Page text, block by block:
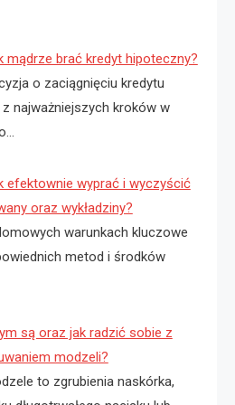
mądrze brać kredyt hipoteczny?
o zaciągnięciu kredytu
najważniejszych kroków w
efektownie wyprać i wyczyścić
oraz wykładziny?
warunkach kluczowe
metod i środków
są oraz jak radzić sobie z
modzeli?
to zgrubienia naskórka,